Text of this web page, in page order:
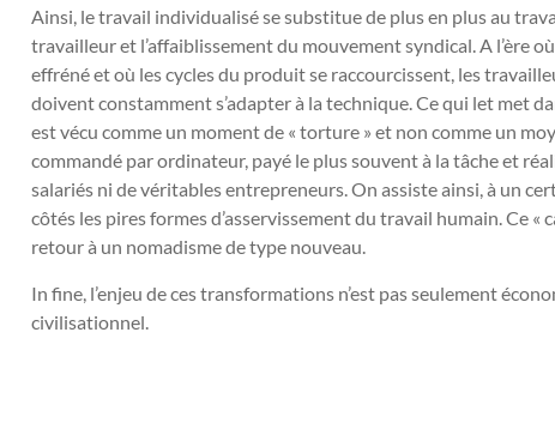
Ainsi, le travail individualisé se substitue de plus en plus au
travailleur et l’affaiblissement du mouvement syndical. A l’ère
effréné et où les cycles du produit se raccourcissent, les
doivent constamment s’adapter à la technique. Ce qui let met
est vécu comme un moment de « torture » et non comme un
commandé par ordinateur, payé le plus souvent à la tâche et
salariés ni de véritables entrepreneurs. On assiste ainsi, à un
côtés les pires formes d’asservissement du travail humain. Ce «
retour à un nomadisme de type nouveau.
In fine, l’enjeu de ces transformations n’est pas seulement
civilisationnel.